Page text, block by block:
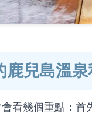
鹿兒島溫
看幾個重點：